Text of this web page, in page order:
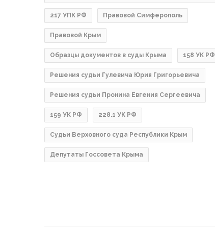
217 УПК РФ Правовой Симферополь
Правовой Крым
Образцы документов в суды Крыма 158 УК РФ
Решения судьи Гулевича Юрия Григорьевича
Решения судьи Пронина Евгения Сергеевича
159 УК РФ 228.1 УК РФ
Судьи Верховного суда Республики Крым
Депутаты Госсовета Крыма